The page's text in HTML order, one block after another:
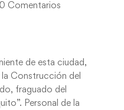
0 Comentarios
de esta ciudad,
Construcción del
fraguado del
Personal de la